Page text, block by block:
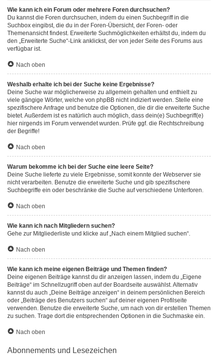
Wie kann ich ein Forum oder mehrere Foren durchsuchen?
Du kannst die Foren durchsuchen, indem du einen Suchbegriff in die
Suchbox eingibst, die du in der Foren-Übersicht, der Foren- oder
Themenansicht findest. Erweiterte Suchmöglichkeiten erhältst du, indem du
den „Erweiterte Suche“-Link anklickst, der von jeder Seite des Forums aus
verfügbar ist.
Nach oben
Weshalb erhalte ich bei der Suche keine Ergebnisse?
Deine Suche war möglicherweise zu allgemein gehalten und enthielt zu
viele gängige Wörter, welche von phpBB nicht indiziert werden. Stelle eine
spezifischere Anfrage und benutze die Optionen, die dir die erweiterte Suche
bietet. Außerdem ist es natürlich auch möglich, dass dein(e) Suchbegriff(e)
hier nirgends im Forum verwendet wurden. Prüfe ggf. die Rechtschreibung
der Begriffe!
Nach oben
Warum bekomme ich bei der Suche eine leere Seite?
Deine Suche lieferte zu viele Ergebnisse, somit konnte der Webserver sie
nicht verarbeiten. Benutze die erweiterte Suche und gib spezifischere
Suchbegriffe ein oder beschränke die Suche auf verschiedene Unterforen.
Nach oben
Wie kann ich nach Mitgliedern suchen?
Gehe zur Mitgliederliste und klicke auf „Nach einem Mitglied suchen“.
Nach oben
Wie kann ich meine eigenen Beiträge und Themen finden?
Deine eigenen Beiträge kannst du dir anzeigen lassen, indem du „Eigene
Beiträge“ im Schnellzugriff oben auf der Boardseite auswählst. Alternativ
kannst du auch „Deine Beiträge anzeigen“ in deinem persönlichen Bereich
oder „Beiträge des Benutzers suchen“ auf deiner eigenen Profilseite
verwenden. Benutze die erweiterte Suche, um nach von dir erstellen Themen
zu suchen. Trage dort die entsprechenden Optionen in die Suchmaske ein.
Nach oben
Abonnements und Lesezeichen